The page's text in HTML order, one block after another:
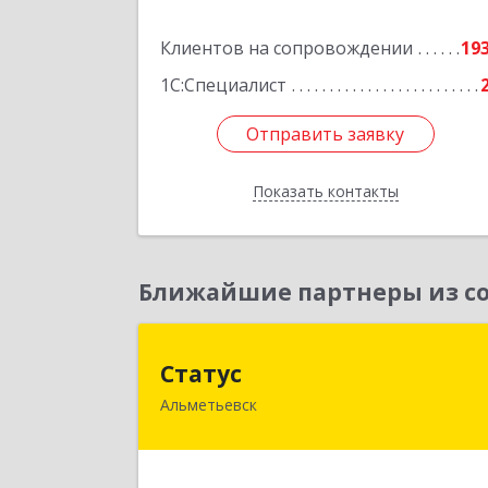
Клиентов на сопровождении
1С:Специалист
Отправить заявку
Показать контакты
Отправить заявку
Назад
Ближайшие партнеры из
Статус
Альметьевск
423450, Татарстан Респ, Альметьевск